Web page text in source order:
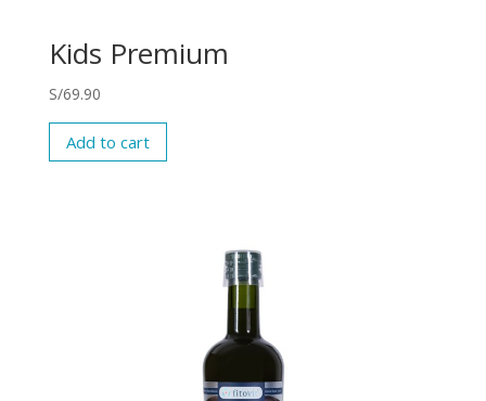
Kids Premium
S/69.90
Add to cart